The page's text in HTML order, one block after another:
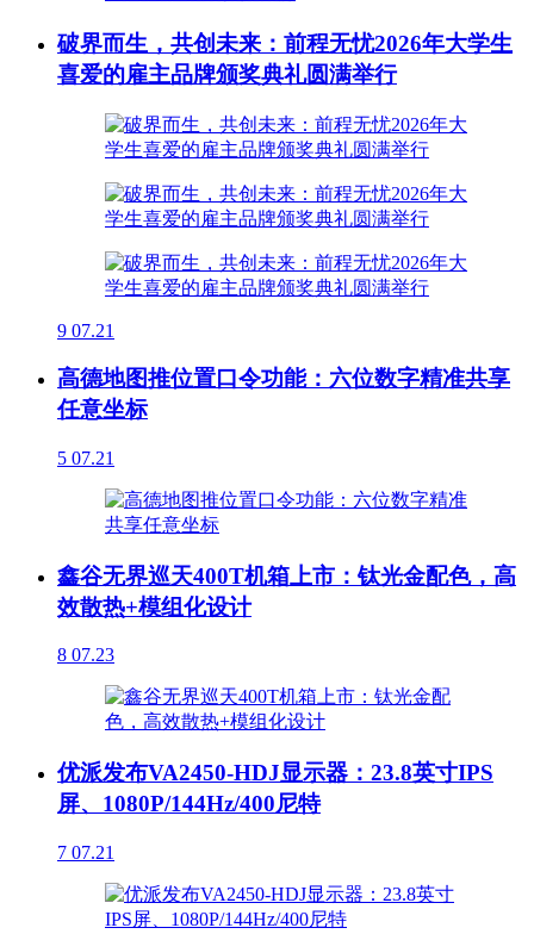
破界而生，共创未来：前程无忧2026年大学生
喜爱的雇主品牌颁奖典礼圆满举行
9 07.21
高德地图推位置口令功能：六位数字精准共享
任意坐标
5 07.21
鑫谷无界巡天400T机箱上市：钛光金配色，高
效散热+模组化设计
8 07.23
优派发布VA2450-HDJ显示器：23.8英寸IPS
屏、1080P/144Hz/400尼特
7 07.21